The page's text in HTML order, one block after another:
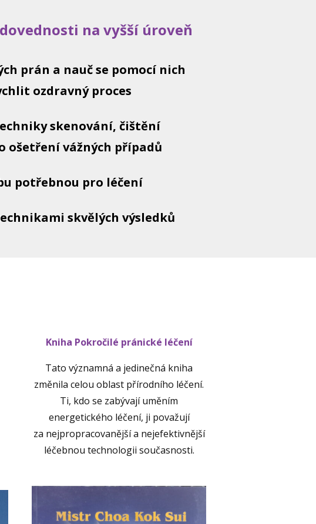
na vyšší úroveň
prán a nauč se pomocí nich
ozdravný proces
skenování, čištění
ošetření vážných případů
potřebnou pro léčení
skvělých výsledků
Kniha Pokročilé pránické léčení
Tato významná a jedinečná kniha
změnila celou oblast přírodního léčení.
Ti, kdo se zabývají uměním
energetického léčení, ji považují
za nejpropracovanější a nejefektivnější
léčebnou technologii současnosti.